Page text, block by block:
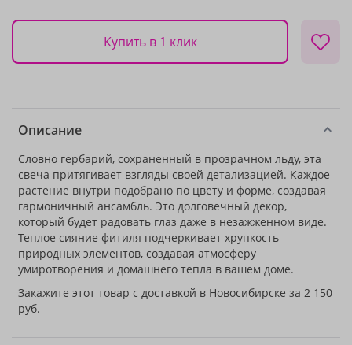
Купить в 1 клик
Описание
Словно гербарий, сохраненный в прозрачном льду, эта
свеча притягивает взгляды своей детализацией. Каждое
растение внутри подобрано по цвету и форме, создавая
гармоничный ансамбль. Это долговечный декор,
который будет радовать глаз даже в незажженном виде.
Теплое сияние фитиля подчеркивает хрупкость
природных элементов, создавая атмосферу
умиротворения и домашнего тепла в вашем доме.
Закажите этот товар с доставкой в Новосибирске за 2 150
руб.